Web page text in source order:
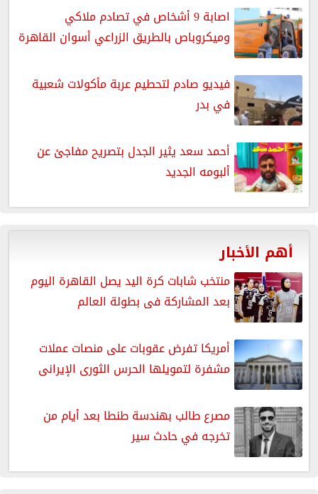
اصابة 9 أشخاص في تصادم ملاكي
وميكروباص بالطريق الزراعي أسوان القاهرة
فيديو صادم لتحطيم عربة مأكولات شعبية
في بدر
أحمد سعد يثير الجدل بتصريح مفاجئ عن
ألبومه الجديد
أهم الأخبار
منتخب شابات كرة اليد يصل القاهرة اليوم
بعد المشاركة فى بطولة العالم
أمريكا تفرض عقوبات على منصات عملات
مشفرة لتمويلها الحرس الثورى الإيرانى
مصرع طالب بهندسة طنطا بعد أيام من
تخرجه في حادث سير